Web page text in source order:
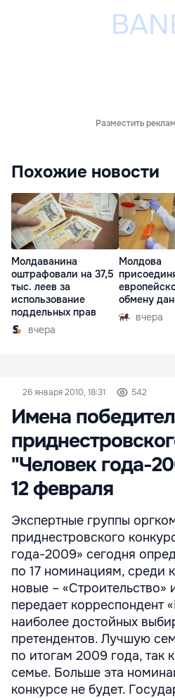
Разместить
Похожие новости
Молдаванина
оштрафовали на 37,5
тыс. леев за
использование
поддельных прав
вчера
Молдова
обмену
вчера
26 января 2010, 18:31 542
Имена
"Человек года-
12 февраля
Экспертные группы
приднестровского
года-2009» сегодня
по 17 номинациям, среди
новые – «Строительство»
передает корреспондент
наиболее достойных
претендентов. Лучшую
по итогам 2009 года, так
семье. Больше эта
конкурсе не будет.